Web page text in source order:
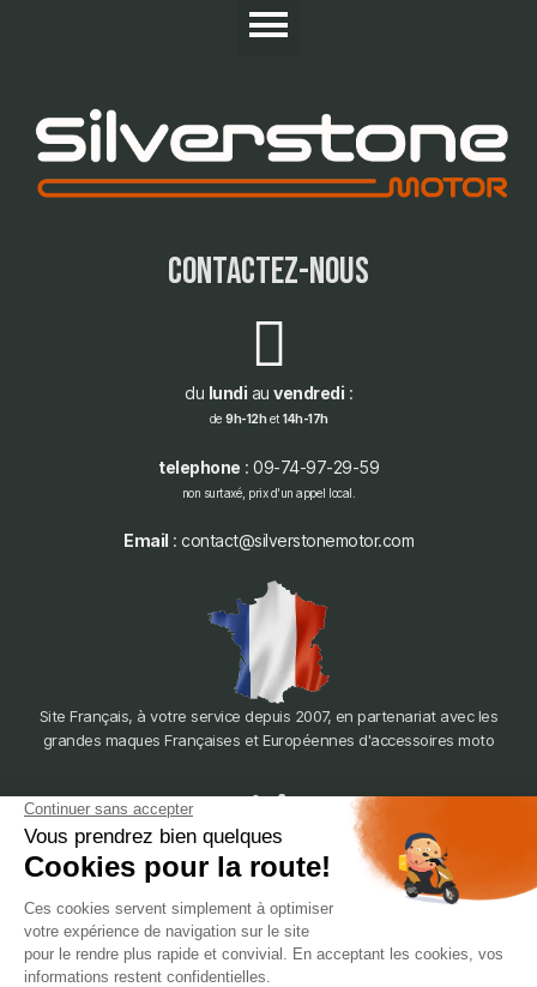
contactez-nous
du lundi au vendredi :
de 9h-12het 14h-17h
telephone : 09-74-97-29-59
non surtaxé, prix d'un appel local.
Email : contact@silverstonemotor.com
Site Français, à votre service depuis 2007, en partenariat avec les
grandes maques Françaises et Européennes d'accessoires moto
388 Av. Charles de Gaulle, 69200 Vénissieux